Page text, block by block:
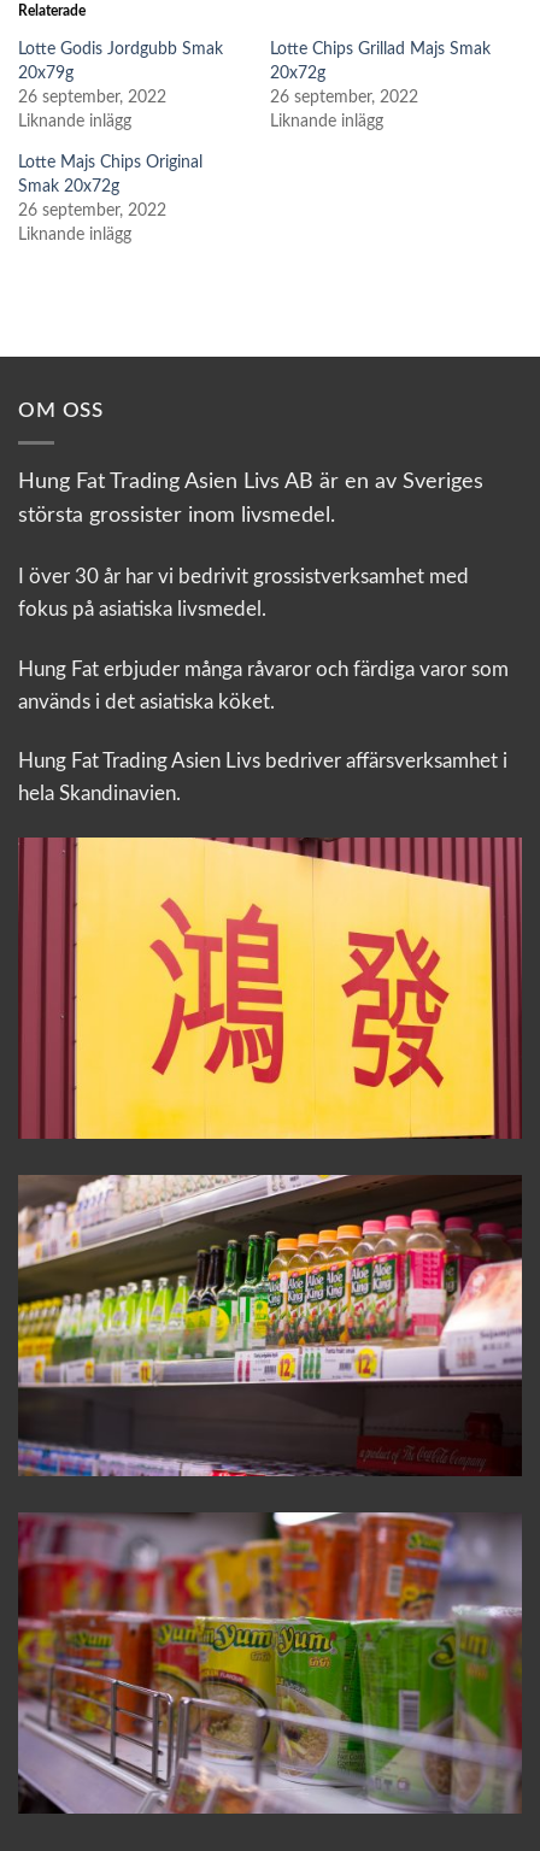
Relaterade
Lotte Godis Jordgubb Smak
20x79g
26 september, 2022
Liknande inlägg
Lotte Chips Grillad Majs Smak
20x72g
26 september, 2022
Liknande inlägg
Lotte Majs Chips Original
Smak 20x72g
26 september, 2022
Liknande inlägg
OM OSS
Hung Fat Trading Asien Livs AB är en av Sveriges
största grossister inom livsmedel.
I över 30 år har vi bedrivit grossistverksamhet med
fokus på asiatiska livsmedel.
Hung Fat erbjuder många råvaror och färdiga varor som
används i det asiatiska köket.
Hung Fat Trading Asien Livs bedriver affärsverksamhet i
hela Skandinavien.